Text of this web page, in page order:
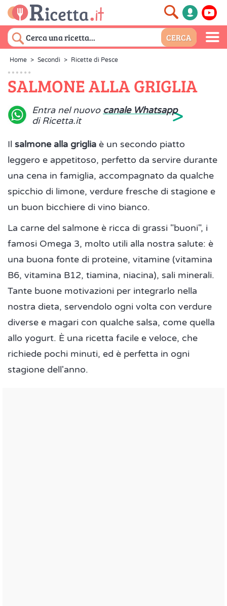
Home > Secondi > Ricette di Pesce
SALMONE ALLA GRIGLIA
Entra nel nuovo canale Whatsapp
di Ricetta.it
>
Il salmone alla griglia è un secondo piatto
leggero e appetitoso, perfetto da servire durante
una cena in famiglia, accompagnato da qualche
spicchio di limone, verdure fresche di stagione e
un buon bicchiere di vino bianco.
La carne del salmone è ricca di grassi "buoni", i
famosi Omega 3, molto utili alla nostra salute: è
una buona fonte di proteine, vitamine (vitamina
B6, vitamina B12, tiamina, niacina), sali minerali.
Tante buone motivazioni per integrarlo nella
nostra dieta, servendolo ogni volta con verdure
diverse e magari con qualche salsa, come quella
allo yogurt. È una ricetta facile e veloce, che
richiede pochi minuti, ed è perfetta in ogni
stagione dell'anno.